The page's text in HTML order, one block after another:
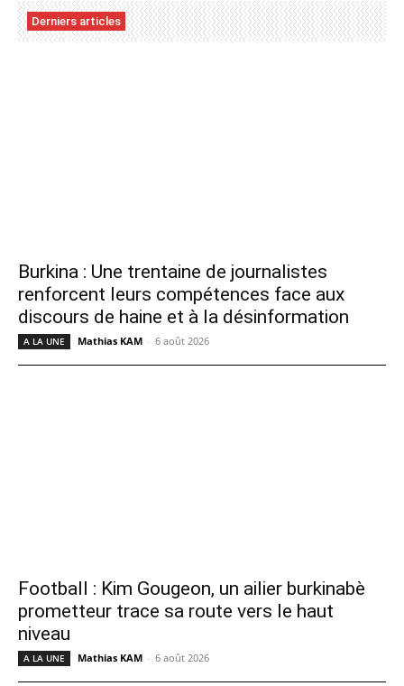
Derniers articles
Burkina : Une trentaine de journalistes
renforcent leurs compétences face aux
discours de haine et à la désinformation
A LA UNE Mathias KAM - 6 août 2026
Football : Kim Gougeon, un ailier burkinabè
prometteur trace sa route vers le haut
niveau
A LA UNE Mathias KAM - 6 août 2026